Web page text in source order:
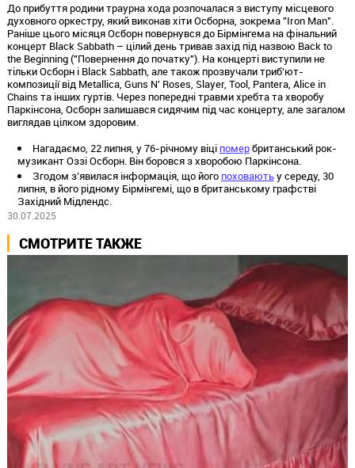
До прибуття родини траурна хода розпочалася з виступу місцевого
духовного оркестру, який виконав хіти Осборна, зокрема "Iron Man".
Раніше цього місяця Осборн повернувся до Бірмінгема на фінальний
концерт Black Sabbath – цілий день тривав захід під назвою Back to
the Beginning ("Повернення до початку"). На концерті виступили не
тільки Осборн і Black Sabbath, але також прозвучали триб'ют-
композиції від Metallica, Guns N' Roses, Slayer, Tool, Pantera, Alice in
Chains та інших гуртів. Через попередні травми хребта та хворобу
Паркінсона, Осборн залишався сидячим під час концерту, але загалом
виглядав цілком здоровим.
Нагадаємо, 22 липня, у 76-річному віці помербританський рок-
музикант Оззі Осборн. Він боровся з хворобою Паркінсона.
Згодом з’явилася інформація, що його поховаютьу середу, 30
липня, в його рідному Бірмінгемі, що в британському графстві
Західний Мідлендс.
30.07.2025
СМОТРИТЕ ТАКЖЕ